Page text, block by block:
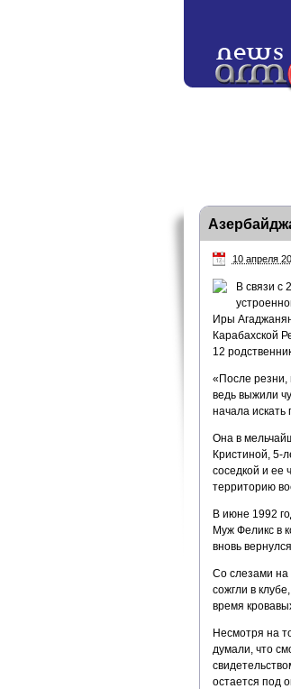
10 апреля
В связи с
Иры
Карабахской
12
«После резни,
ведь выжили
начала
Она в
Кристиной, 5-
соседкой и ее
территорию
В июне 1992
Муж Феликс в
вновь
Со слезами на
сожгли в
время
Несмотря на
думали, что
остается под